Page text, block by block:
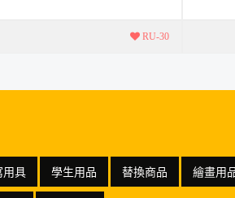
RU-30
用具 學生用品 替換商品 繪畫用